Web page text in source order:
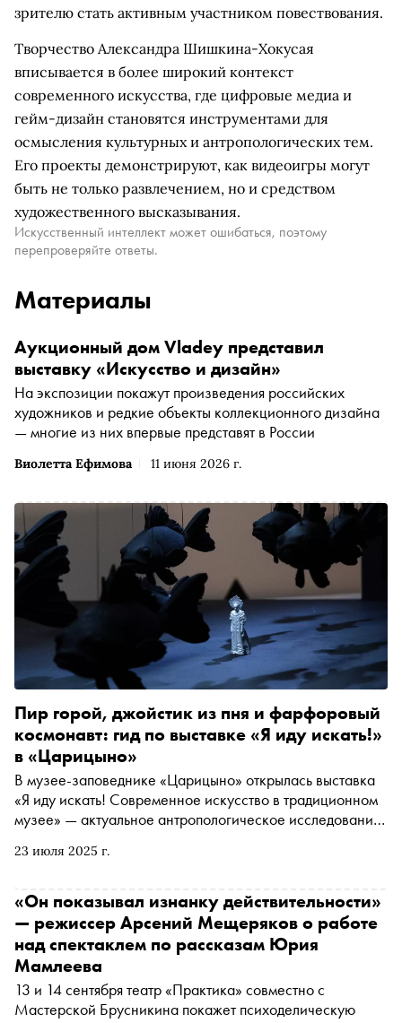
зрителю стать активным участником повествования.
Творчество Александра Шишкина-Хокусая
вписывается в более широкий контекст
современного искусства, где цифровые медиа и
гейм-дизайн становятся инструментами для
осмысления культурных и антропологических тем.
Его проекты демонстрируют, как видеоигры могут
быть не только развлечением, но и средством
художественного высказывания.
Искусственный интеллект может ошибаться, поэтому
перепроверяйте ответы.
Материалы
Виолетта Ефимова 11 июня 2026 г.
Аукционный дом Vladey представил
выставку «Искусство и дизайн»
На экспозиции покажут произведения российских
художников и редкие объекты коллекционного дизайна
— многие из них впервые представят в России
23 июля 2025 г.
Пир горой, джойстик из пня и фарфоровый
космонавт: гид по выставке «Я иду искать!»
в «Царицыно»
В музее-заповеднике «Царицыно» открылась выставка
«Я иду искать! Современное искусство в традиционном
музее» — актуальное антропологическое исследование,
инсталляции. Экспозиция посвящена «обрядам
протяжении всей жизни: от рождения и взросления до
вступления в брак и поиска своего места в обществе
«Он показывал изнанку действительности»
— режиссер Арсений Мещеряков о работе
над спектаклем по рассказам Юрия
Мамлеева
13 и 14 сентября театр «Практика» совместно с
Мастерской Брусникина покажет психоделическую